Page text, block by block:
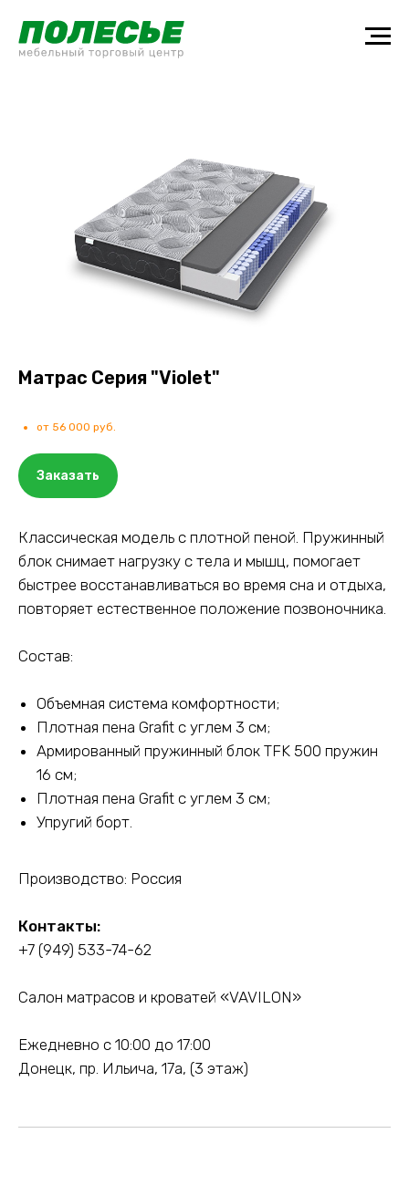
Матрас Серия "Violet"
от 56 000 руб.
Заказать
Классическая модель с плотной пеной. Пружинный
блок снимает нагрузку с тела и мышц, помогает
быстрее восстанавливаться во время сна и отдыха,
повторяет естественное положение позвоночника.
Состав:
Объемная система комфортности;
Плотная пена Grafit c углем 3 см;
Армированный пружинный блок TFK 500 пружин
16 см;
Плотная пена Grafit c углем 3 см;
Упругий борт.
Производство: Россия
Контакты:
+7 (949) 533-74-62
Салон матрасов и кроватей «VAVILON»
Ежедневно с 10:00 до 17:00
Донецк, пр. Ильича, 17а, (3 этаж)